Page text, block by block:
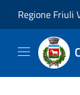
Regione Friuli